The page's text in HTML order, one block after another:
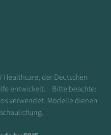
der Deutschen
entwickelt. Bitte beachte:
verwendet. Modelle dienen